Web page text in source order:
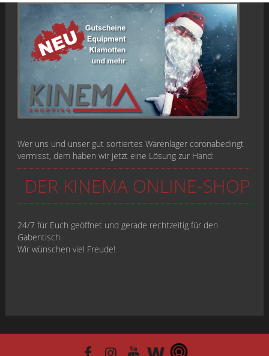
Wer uns und unser gut sortiertes Warenlager coronabedingt
vermisst, dem haben wir jetzt eine Lösung zur Hand:
DER KINEMA ONLINE-SHOP
24/7 für Euch geöffnet und gerade rechtzeitig für den
Gabentisch.
Wir wünschen viel Freude!